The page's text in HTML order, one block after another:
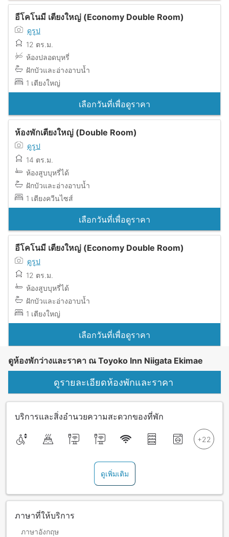
อีโคโนมี เตียงใหญ่ (Economy Double Room)
ดูรูป
12 ตร.ม.
ห้องปลอดบุหรี่
ฝักบัวและอ่างอาบน้ำ
1 เตียงใหญ่
เลือกวันที่เพื่อดูราคา
ห้องพักเตียงใหญ่ (Double Room)
ดูรูป
14 ตร.ม.
ห้องสูบบุหรี่ได้
ฝักบัวและอ่างอาบน้ำ
1 เตียงควีนไซส์
เลือกวันที่เพื่อดูราคา
อีโคโนมี เตียงใหญ่ (Economy Double Room)
ดูรูป
12 ตร.ม.
ห้องสูบบุหรี่ได้
ฝักบัวและอ่างอาบน้ำ
1 เตียงใหญ่
เลือกวันที่เพื่อดูราคา
ดูห้องพักว่างและราคา ณ Toyoko Inn Niigata Ekimae
ดูรายละเอียดห้องพักและราคา
บริการและสิ่งอำนวยความสะดวกของที่พัก
ดูเพิ่มเติม
ภาษาที่ให้บริการ
ภาษาอังกฤษ